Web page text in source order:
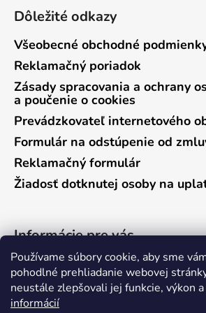
Používame súbory cookie, aby sme
pohodlné prehliadanie webovej
neustále zlepšovali jej funkcie, výkon
informácií
Dôležité odkazy
Všeobecné obchodné
Reklamačný poriadok
Zásady spracovania a ochrany
a poučenie o cookies
Prevádzkovateľ internetového
Formulár na odstúpenie od
Reklamačný formulár
Žiadosť dotknutej osoby na
Informácie pre vás
Predajňa Vráble
Predajňa Pieštany
Ako nakupovať